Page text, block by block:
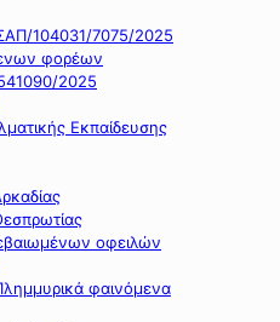
104031/7075/2025
φορέων
2025
Εκπαίδευσης
οφειλών
φαινόμενα